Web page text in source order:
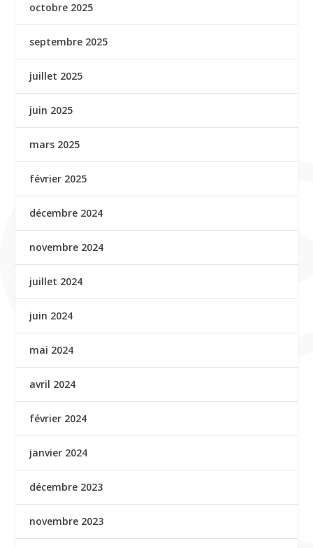
octobre 2025
septembre 2025
juillet 2025
juin 2025
mars 2025
février 2025
décembre 2024
novembre 2024
juillet 2024
juin 2024
mai 2024
avril 2024
février 2024
janvier 2024
décembre 2023
novembre 2023